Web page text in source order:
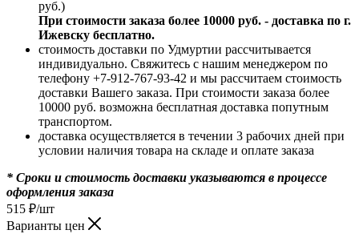
руб.)
При стоимости заказа более 10000 руб. - доставка по г.
Ижевску бесплатно.
стоимость доставки по Удмуртии рассчитывается
индивидуально. Свяжитесь с нашим менеджером по
телефону +7-912-767-93-42 и мы рассчитаем стоимость
доставки Вашего заказа. При стоимости заказа более
10000 руб. возможна бесплатная доставка попутным
транспортом.
доставка осуществляется в течении 3 рабочих дней при
условии наличия товара на складе и оплате заказа
* Сроки и стоимость доставки указываются в процессе
оформления заказа
515 ₽/шт
Варианты цен